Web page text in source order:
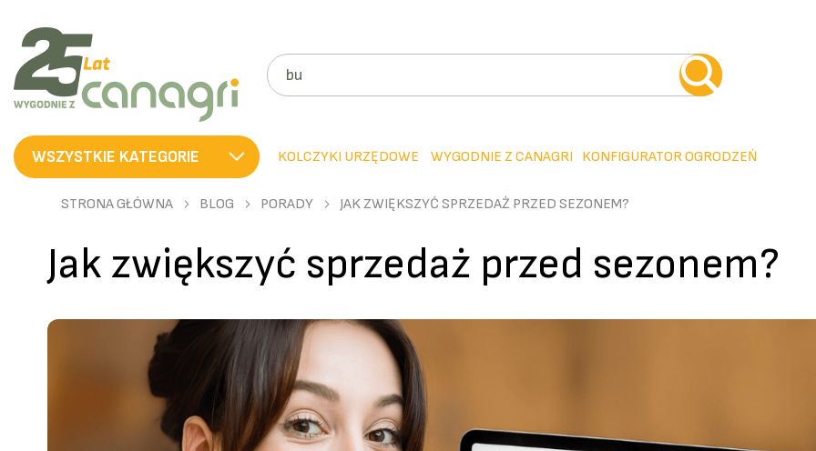
SZUKAJ
WSZYSTKIE KATEGORIE KOLCZYKI URZĘDOWE WYGODNIE Z CANAGRI KONFIGURATOR OGRODZEŃ
STRONA GŁÓWNA BLOG PORADY JAK ZWIĘKSZYĆ SPRZEDAŻ PRZED SEZONEM?
Jak zwiększyć sprzedaż przed sezonem?